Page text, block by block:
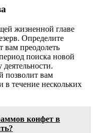
жизненной главе
Определите
вам преодолеть
поиска новой
позволит вам
в течение нескольких
конфет в